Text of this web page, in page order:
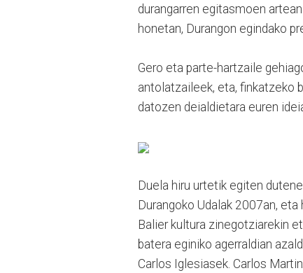
durangarren egitasmoen
honetan, Durangon egindako
Gero eta parte-hartzaile
antolatzaileek, eta, finkatzeko
datozen deialdietara euren
Duela hiru urtetik egiten
Durangoko Udalak 2007an,
Balier kultura zinegotziarekin
batera eginiko agerraldian
Carlos Iglesiasek. Carlos